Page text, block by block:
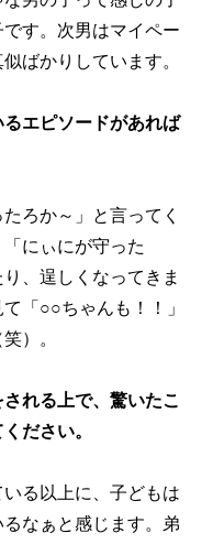
す。次男はマイペー
ばかりしています。
エピソードがあれば
ろか～」と言ってく
にぃにが守った
、逞しくなってきま
「○○ちゃんも！！」
）。
れる上で、驚いたこ
ださい。
る以上に、子どもは
なぁと感じます。弟